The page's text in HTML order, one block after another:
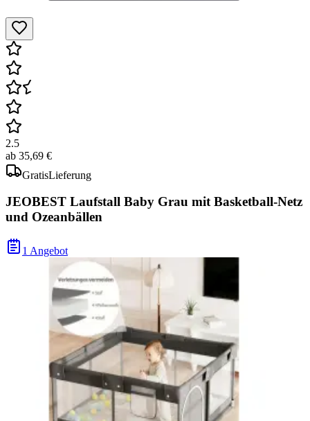
2.5
ab 35,69 €
GratisLieferung
JEOBEST Laufstall Baby Grau mit Basketball-Netz
und Ozeanbällen
1 Angebot